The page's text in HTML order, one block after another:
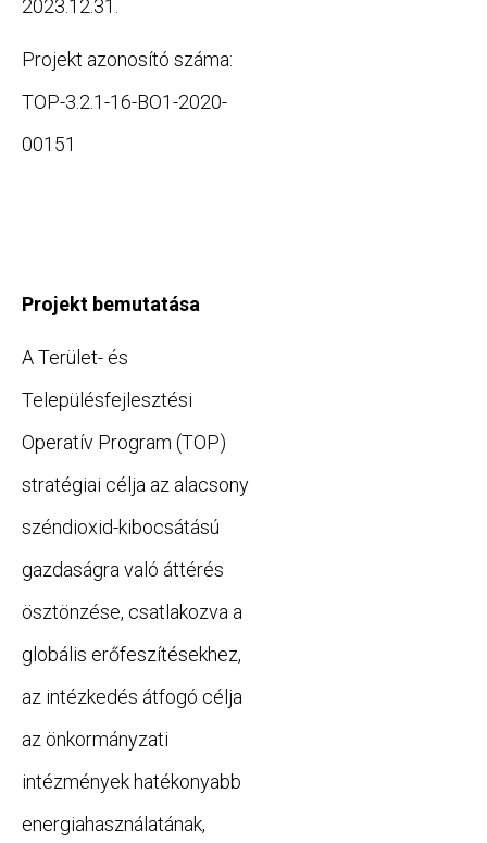
2023.12.31.
Projekt azonosító száma:
TOP-3.2.1-16-BO1-2020-
00151
Projekt bemutatása
A Terület- és
Településfejlesztési
Operatív Program (TOP)
stratégiai célja az alacsony
széndioxid-kibocsátású
gazdaságra való áttérés
ösztönzése, csatlakozva a
globális erőfeszítésekhez,
az intézkedés átfogó célja
az önkormányzati
intézmények hatékonyabb
energiahasználatának,